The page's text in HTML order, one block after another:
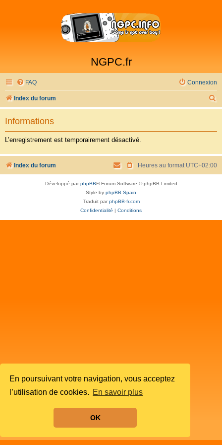
En poursuivant votre navigation, vous acceptez
l’utilisation de cookies. En savoir plus
OK
NGPC.fr
FAQ Connexion
Index du forum
e
c
Informations
L’enregistrement est temporairement désactivé.
Index du forum Heures au format UTC+02:00
Développé parphpBB® Forum Software © phpBB Limited
Style by phpBB Spain
Traduit parphpBB-fr.com
Confidentialité | Conditions